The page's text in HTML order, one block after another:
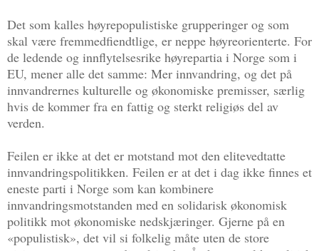
Det som kalles høyrepopulistiske grupperinger og som
skal være fremmedfiendtlige, er neppe høyreorienterte. For
de ledende og innflytelsesrike høyrepartia i Norge som i
EU, mener alle det samme: Mer innvandring, og det på
innvandrernes kulturelle og økonomiske premisser, særlig
hvis de kommer fra en fattig og sterkt religiøs del av
verden.
Feilen er ikke at det er motstand mot den elitevedtatte
innvandringspolitikken. Feilen er at det i dag ikke finnes et
eneste parti i Norge som kan kombinere
innvandringsmotstanden med en solidarisk økonomisk
politikk mot økonomiske nedskjæringer. Gjerne på en
«populistisk», det vil si folkelig måte uten de store